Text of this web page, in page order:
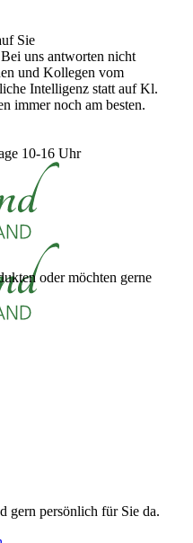
Sie
uns antworten nicht
und Kollegen vom
Intelligenz statt auf Kl.
immer noch am besten.
10-16 Uhr
oder möchten gerne
gern persönlich für Sie da.